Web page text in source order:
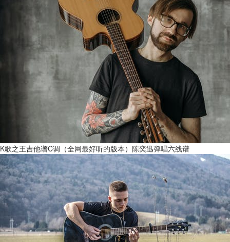
K歌之王吉他谱C调（全网最好听的版本）陈奕迅弹唱六线谱